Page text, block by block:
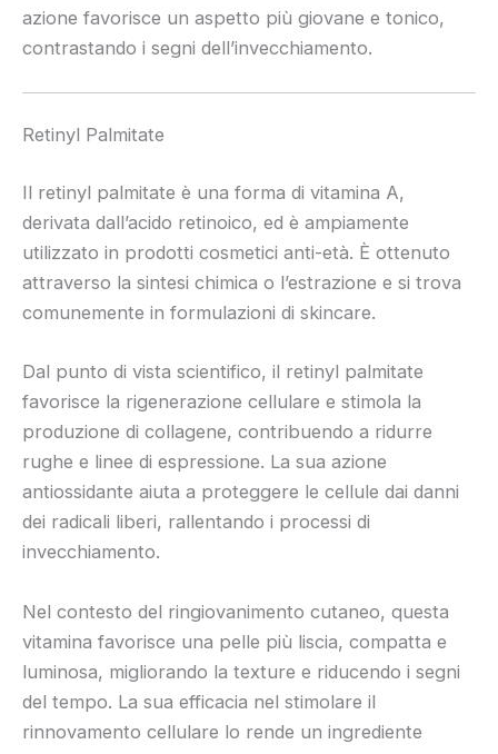
azione favorisce un aspetto più giovane e tonico,
contrastando i segni dell’invecchiamento.
Retinyl Palmitate
Il retinyl palmitate è una forma di vitamina A,
derivata dall’acido retinoico, ed è ampiamente
utilizzato in prodotti cosmetici anti-età. È ottenuto
attraverso la sintesi chimica o l’estrazione e si trova
comunemente in formulazioni di skincare.
Dal punto di vista scientifico, il retinyl palmitate
favorisce la rigenerazione cellulare e stimola la
produzione di collagene, contribuendo a ridurre
rughe e linee di espressione. La sua azione
antiossidante aiuta a proteggere le cellule dai danni
dei radicali liberi, rallentando i processi di
invecchiamento.
Nel contesto del ringiovanimento cutaneo, questa
vitamina favorisce una pelle più liscia, compatta e
luminosa, migliorando la texture e riducendo i segni
del tempo. La sua efficacia nel stimolare il
rinnovamento cellulare lo rende un ingrediente